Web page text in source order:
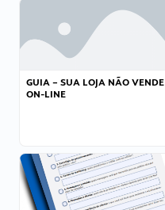
GUIA – SUA LOJA NÃO VENDE
ON-LINE